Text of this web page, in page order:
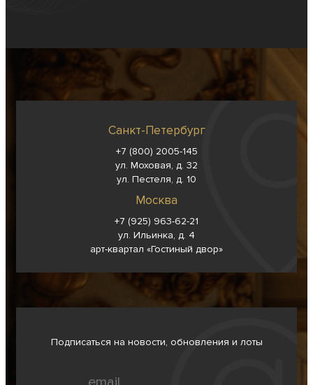
Санкт-Петербург
+7 (800) 2005-145
ул. Моховая, д. 32
ул. Пестеля, д. 10
Москва
+7 (925) 963-62-21
ул. Ильинка, д. 4
арт-квартал «Гостиный двор»
Подписаться на новости, обновления и лоты